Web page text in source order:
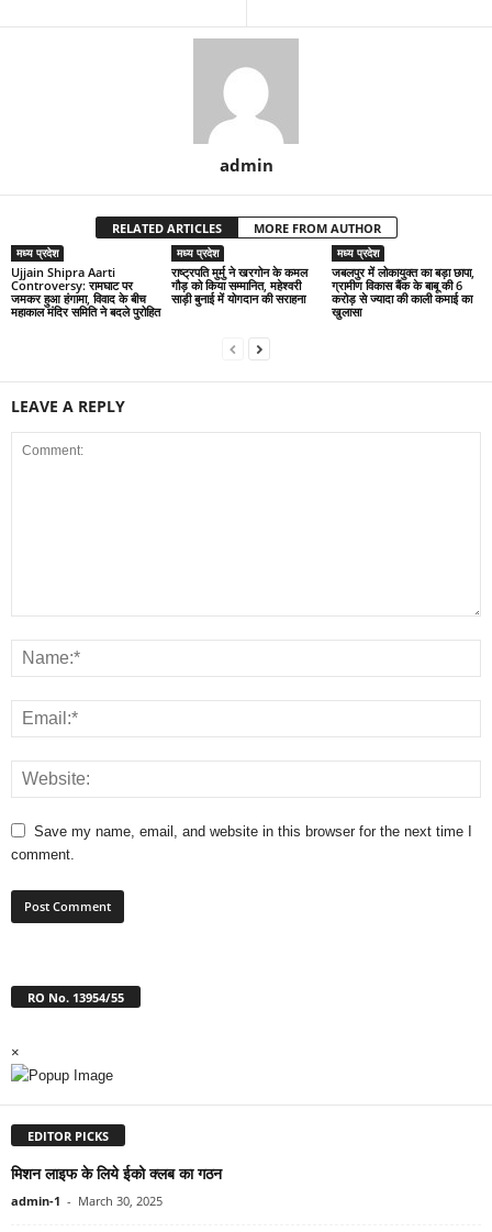
admin
RELATED ARTICLES MORE FROM AUTHOR
मध्य प्रदेश
Ujjain Shipra Aarti
Controversy: रामघाट पर
जमकर हुआ हंगामा, विवाद के बीच
महाकाल मंदिर समिति ने बदले पुरोहित
मध्य प्रदेश
राष्ट्रपति मुर्मु ने खरगोन के कमल
गौड़ को किया सम्मानित, महेश्वरी
साड़ी बुनाई में योगदान की सराहना
मध्य प्रदेश
जबलपुर में लोकायुक्त का बड़ा छापा,
ग्रामीण विकास बैंक के बाबू की 6
करोड़ से ज्यादा की काली कमाई का
खुलासा
LEAVE A REPLY
Save my name, email, and website in this browser for the next time I
comment.
RO No. 13954/55
×
EDITOR PICKS
मिशन लाइफ के लिये ईको क्लब का गठन
admin-1 - March 30, 2025